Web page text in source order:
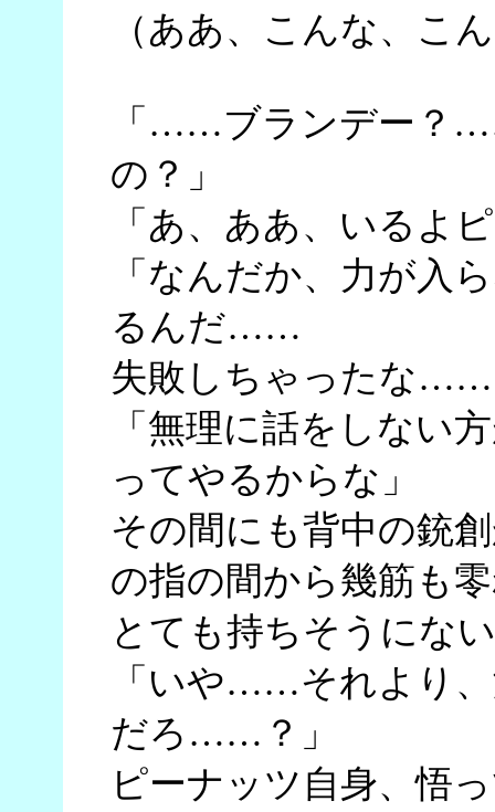
（ああ、こんな、
「……ブランデー？
の？」
「あ、ああ、いるよ
「なんだか、力が
るんだ……
失敗しちゃったな
「無理に話をしない
ってやるからな」
その間にも背中の銃
の指の間から幾筋も
とても持ちそうにな
「いや……それより
だろ……？」
ピーナッツ自身、悟